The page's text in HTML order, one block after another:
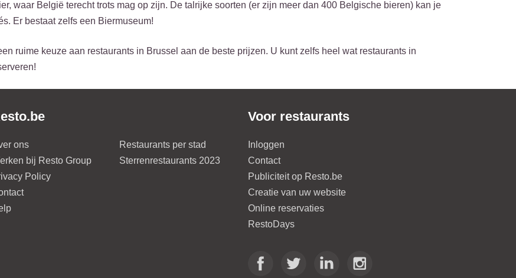
waar België terecht trots mag op zijn. De talrijke soorten (er zijn meer dan 400 Belgische bieren) kan je
Er bestaat zelfs een Biermuseum!
ruime keuze aan restaurants in Brussel aan de beste prijzen. U kunt zelfs heel wat restaurants in
ons
bij Resto Group
Policy
Restaurants per stad
Sterrenrestaurants 2023
Voor restaurants
Inloggen
Contact
Publiciteit op Resto.be
Creatie van uw website
Online reservaties
RestoDays